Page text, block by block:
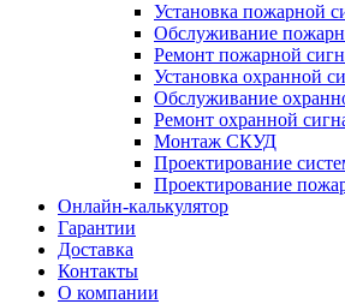
Установка пожарной
Обслуживание
Ремонт пожарной
Установка охранной
Обслуживание
Ремонт охранной
Монтаж СКУД
Проектирование
Проектирование
Онлайн-калькулятор
Гарантии
Доставка
Контакты
О компании